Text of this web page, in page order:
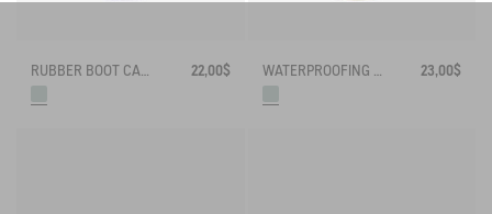
RUBBER BOOT CARE SPRAY 22,00$ WATERPROOFING SPRAY 23,00$